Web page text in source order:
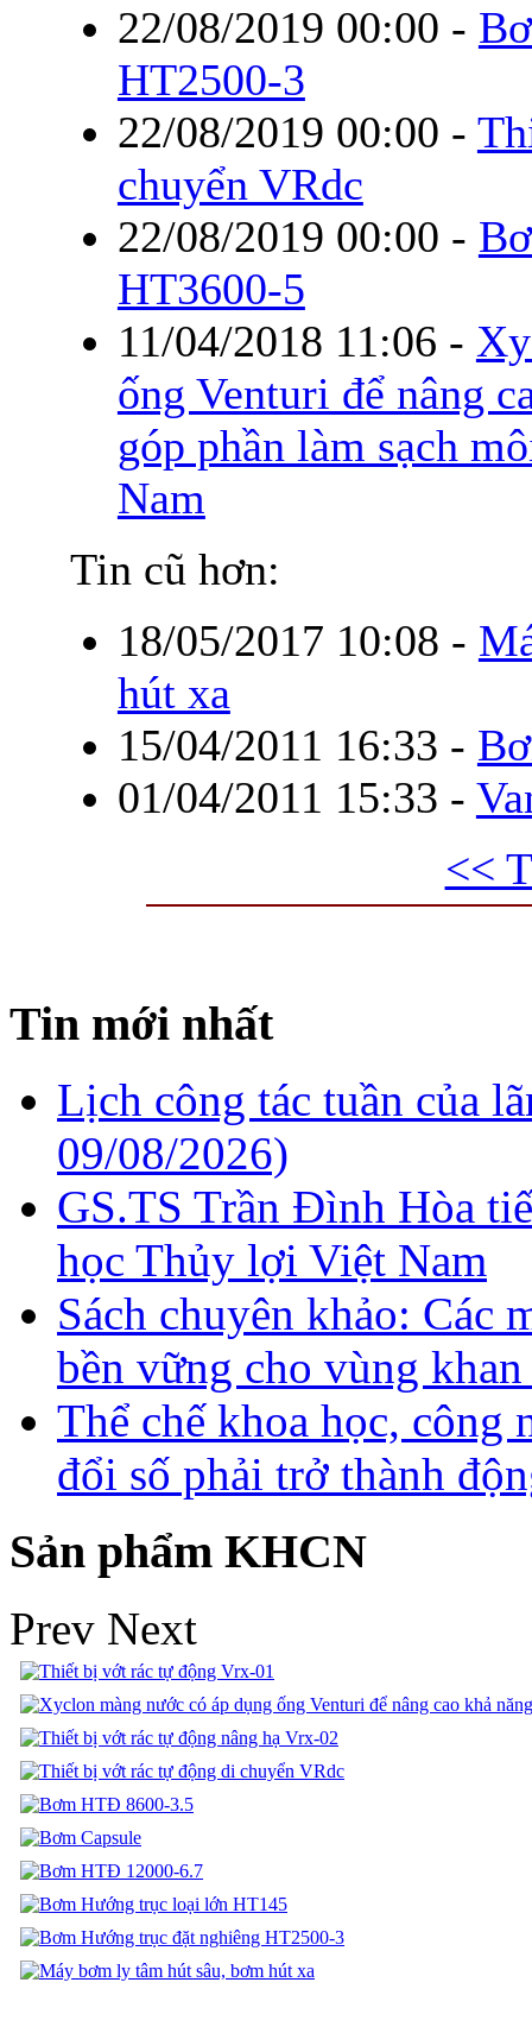
22/08/2019 00:00 -
HT2500-3
22/08/2019 00:00 -
chuyển VRdc
22/08/2019 00:00 -
HT3600-5
11/04/2018 11:06 -
ống Venturi để nâng
góp phần làm sạch
Nam
Tin cũ hơn:
18/05/2017 10:08 -
hút xa
15/04/2011 16:33 -
01/04/2011 15:33 -
<<
Tin mới nhất
Lịch công tác tuần của
09/08/2026)
GS.TS Trần Đình Hòa
học Thủy lợi Việt Nam
Sách chuyên khảo: Các
bền vững cho vùng
Thể chế khoa học, công
đổi số phải trở thành
Sản phẩm KHCN
Prev Next